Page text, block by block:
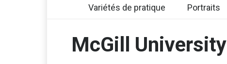
Variétés de pratique Portraits
McGill University